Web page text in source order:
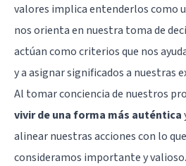
valores implica entenderlos como
nos orienta en nuestra toma de
actúan como criterios que nos
y a asignar significados a nuestras
Al tomar conciencia de nuestros
vivir de una forma más auténtica
alinear nuestras acciones con lo
consideramos importante y